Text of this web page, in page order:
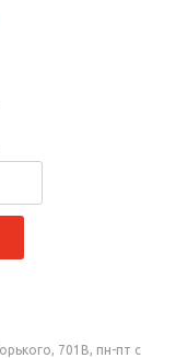
701В, пн-пт с